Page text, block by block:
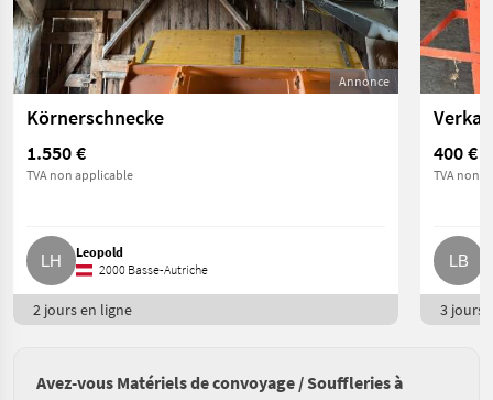
Annonce
Körnerschnecke
1.550 €
TVA non applicable
Leopold
2000 Basse-Autriche
2 jours en ligne
400 €
TVA non
3 jours
Avez-vous Matériels de convoyage / Souffleries à